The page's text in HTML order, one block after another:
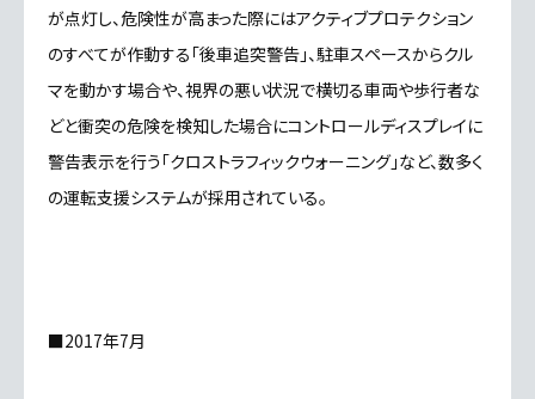
が点灯し、危険性が高まった際にはアクティブプロテクション
のすべてが作動する「後車追突警告」、駐車スペースからクル
マを動かす場合や、視界の悪い状況で横切る車両や歩行者な
どと衝突の危険を検知した場合にコントロールディスプレイに
警告表示を行う「クロストラフィックウォーニング」など、数多く
の運転支援システムが採用されている。
■2017年7月